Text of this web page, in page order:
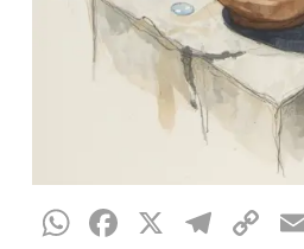
WhatsApp
Facebook
X